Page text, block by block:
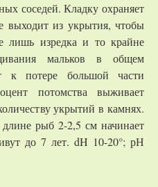
соседей. Кладку охраняет
выходит из укрытия, чтобы
лишь изредка и то крайне
мальков в общем
к потере большой части
потомства выживает
укрытий в камнях.
рыб 2-2,5 см начинает
до 7 лет. dH 10-20°; рН